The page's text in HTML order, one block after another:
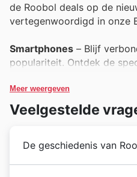
de Roobol deals op de
vertegenwoordigd in onze
Smartphones – Blijf
populariteit. Ontdek de
Laptops– Of het nu voor
kortingen tijdens Black
Meer weergeven
Veelgestelde
De geschiedenis van